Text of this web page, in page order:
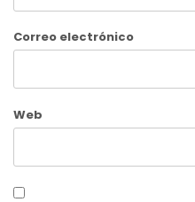
Correo electrónico
Web